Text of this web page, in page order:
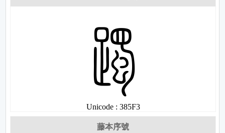
右
Unicode : 385F3
藤本序號